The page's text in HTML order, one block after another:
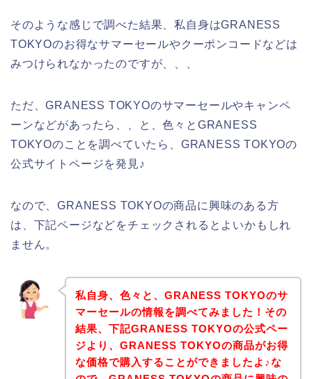
そのような感じで調べた結果、私自身はGRANESS
TOKYOのお得なサマーセールやクーポンコードなどは
みつけられなかったのですが、、、
ただ、GRANESS TOKYOのサマーセールやキャンペ
ーンなどがあったら、、と、色々とGRANESS
TOKYOのことを調べていたら、GRANESS TOKYOの
公式サイトページを発見♪
なので、GRANESS TOKYOの商品に興味のある方
は、下記ページなどをチェックされるとよいかもしれ
ません。
私自身、色々と、GRANESS TOKYOのサ
マーセールの情報を調べてみました！その
結果、下記GRANESS TOKYOの公式ペー
ジより、GRANESS TOKYOの商品がお得
な価格で購入することができましたよ♪な